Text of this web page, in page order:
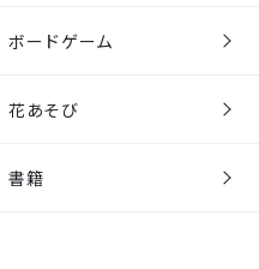
ボードゲーム
花あそび
書籍